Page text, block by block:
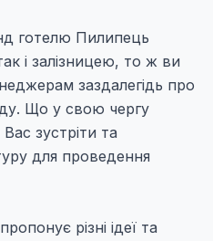
готелю Пилипець
і залізницею, то ж ви
заздалегідь про
Що у свою чергу
зустріти та
для проведення
різні ідеї та